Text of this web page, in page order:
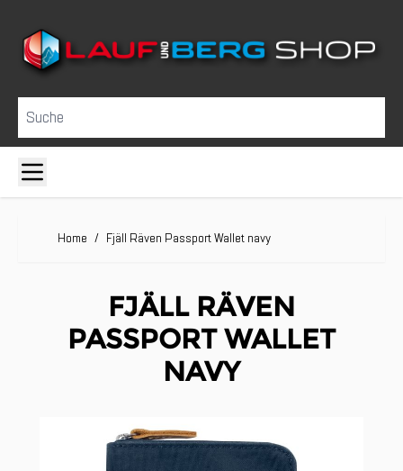
Suche
Home / Fjäll Räven Passport Wallet navy
FJÄLL RÄVEN
PASSPORT WALLET
NAVY
Clicken, um das Karussell zu überspringen